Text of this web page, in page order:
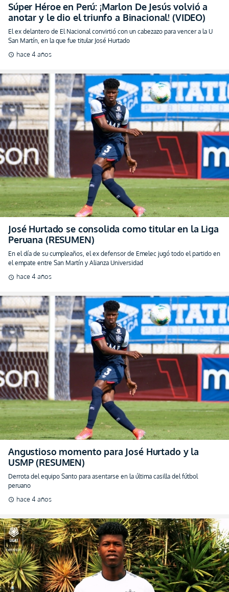
Súper Héroe en Perú: ¡Marlon De Jesús volvió a
anotar y le dio el triunfo a Binacional! (VIDEO)
El ex delantero de El Nacional convirtió con un cabezazo para vencer a la U
San Martín, en la que fue titular José Hurtado
schedule hace 4 años
José Hurtado se consolida como titular en la Liga
Peruana (RESUMEN)
En el día de su cumpleaños, el ex defensor de Emelec jugó todo el partido en
el empate entre San Martín y Alianza Universidad
schedule hace 4 años
Angustioso momento para José Hurtado y la
USMP (RESUMEN)
Derrota del equipo Santo para asentarse en la última casilla del fútbol
peruano
schedule hace 4 años